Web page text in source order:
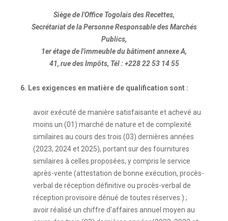
Siège de l'Office Togolais des Recettes,
Secrétariat de la Personne Responsable des Marchés
Publics,
1er étage de l'immeuble du bâtiment annexe A,
41, rue des Impôts, Tél : +228 22 53 14 55
6. Les exigences en matière de qualification sont :
avoir exécuté de manière satisfaisante et achevé au
moins un (01) marché de nature et de complexité
similaires au cours des trois (03) dernières années
(2023, 2024 et 2025), portant sur des fournitures
similaires à celles proposées, y compris le service
après-vente (attestation de bonne exécution, procès-
verbal de réception définitive ou procès-verbal de
réception provisoire dénué de toutes réserves.) ;
avoir réalisé un chiffre d’affaires annuel moyen au